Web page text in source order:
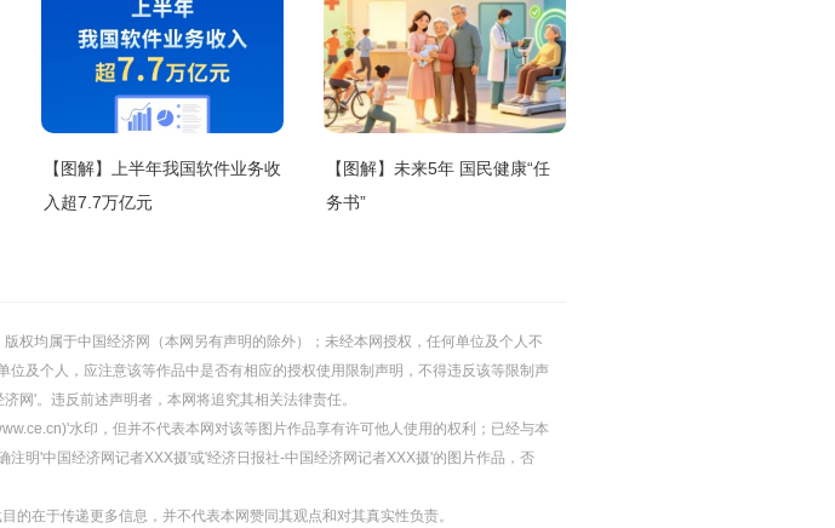
【图解】上半年我国软件业务收
入超7.7万亿元
【图解】未来5年 国民健康“任
务书”
权均属于中国经济网（本网另有声明的除外）；未经本网授权，任何单位及个人不
及个人，应注意该等作品中是否有相应的授权使用限制声明，不得违反该等限制声
网'。违反前述声明者，本网将追究其相关法律责任。
水印，但并不代表本网对该等图片作品享有许可他人使用的权利；已经与本
明'中国经济网记者XXX摄'或'经济日报社-中国经济网记者XXX摄'的图片作品，否
在于传递更多信息，并不代表本网赞同其观点和对其真实性负责。